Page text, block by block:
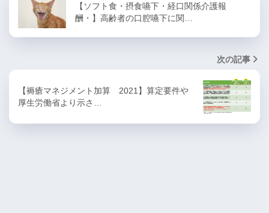
【ソフト食・摂食嚥下・経口関係介護報
酬・】高齢者の口腔嚥下に関…
次の記事
【褥瘡マネジメント加算 2021】算定要件や
厚生労働省より示さ…